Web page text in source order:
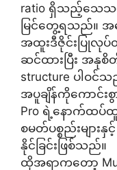
ratio ရှိသည့်သေသ
မြင်တွေ့ရသည်။
အထူးဒီဇိုင်းပြုလုပ်
ဆင်ထားပြီး အနုစိ
structure ပါဝ
အပူချိန်ကိုကောင်းစွ
Pro ရဲ့နောက်ထပ်
စမတ်ပစ္စည်းမျာ
နိုင်ခြင်းဖြစ်သည်။
ထိုအရာကတော့